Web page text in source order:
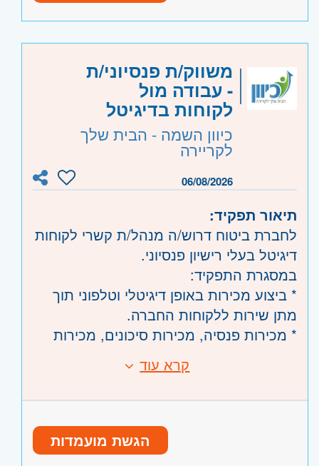
היקף משרה: משרה מלאה
קוד משרה: 144932
- תל אביב, פתח תקווה, רמת גן
וגבעתיים, בקעת אונו וגבעת שמואל, חולון
ובת-ים, מודיעין, שוהם
משווק/ת פנסיוני/ת
- עבודה מול
לקוחות בדיגיטל
כיוון השמה - הבית שלך
לקריירה
06/08/2026
תיאור תפקיד:
לחברת ביטוח דרוש/ה מנהל/ת קשרי לקוחות
דיגיטל בעלי רישיון פנסיוני.
במסגרת התפקיד:
* ביצוע מכירות באופן דיגיטלי וטלפוני תוך
מתן שירות ללקוחות החברה.
* מכירות פנסיה, מכירות סיכונים, מכירות
* עבודה מרובה מול מגוון מקורות פעילות
שמגיעות למחלקה.
בשיתוף פעולה עם ממשקים פנים ארגוני.
* ייצור לידים ממקורות הפעילות
פנסיוני - חובה
* ניסיון בשירות ומכירה - חובה
* אוריינטציה מכירתית וכושר ביטוי גבוה -
קרא עוד
הגשת מועמדות